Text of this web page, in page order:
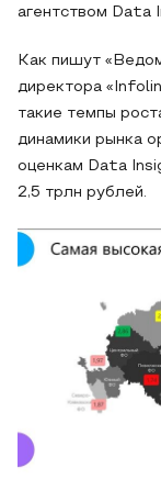
агентством Data
Как пишут
директора
такие темпы
динамики рынка
оценкам Data
2,5 трлн рублей.